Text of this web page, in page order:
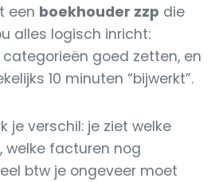
een boekhouder zzp die
alles logisch inricht:
goed zetten, en
10 minuten “bijwerkt”.
je verschil: je ziet welke
welke facturen nog
btw je ongeveer moet